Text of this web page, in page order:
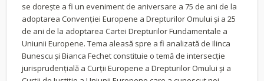
se dorește a fi un eveniment de aniversare a 75 de ani de la
adoptarea Convenției Europene a Drepturilor Omului și a 25
de ani de la adoptarea Cartei Drepturilor Fundamentale a
Uniunii Europene. Tema aleasă spre a fi analizată de Ilinca
Bunescu și Bianca Fechet constituie o temă de intersecție
jurisprudențială a Curții Europene a Drepturilor Omului și a